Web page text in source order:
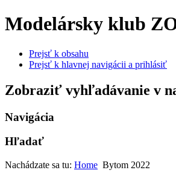
Modelársky klub
Prejsť k obsahu
Prejsť k hlavnej navigácii a prihlásiť
Zobraziť vyhľadávanie v
Navigácia
Hľadať
Nachádzate sa tu: Home Bytom 2022